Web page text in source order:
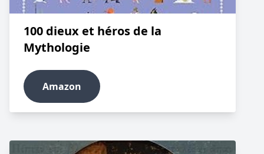
100 dieux et héros de la
Mythologie
Amazon